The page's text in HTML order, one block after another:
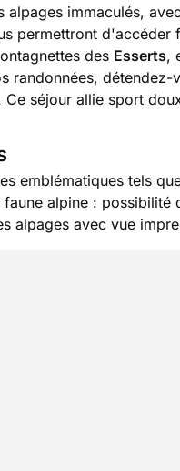
alpages immaculés,
permettront d'accéder
des Esserts,
randonnées, détendez-
séjour allie sport
emblématiques tels
faune alpine :
alpages avec vue